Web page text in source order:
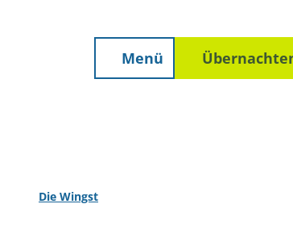
Menü
Die Wingst